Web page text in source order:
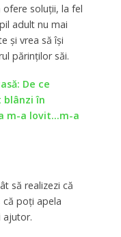
soluții, la fel
adult nu mai
și vrea să își
părinților săi.
De ce
blânzi în
m-a lovit…m-a
să realizezi că
poți apela
ajutor.